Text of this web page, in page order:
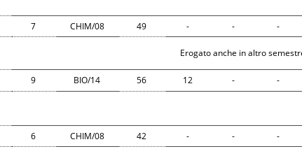
7 CHIM/08 49 - - -
Erogato anche in altro
9 BIO/14 56 12 - -
6 CHIM/08 42 - - -